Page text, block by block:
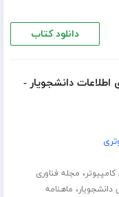
دانلود کتاب
اطلاعات دانشجویار -
، مجله فناوری
، ماهنامه